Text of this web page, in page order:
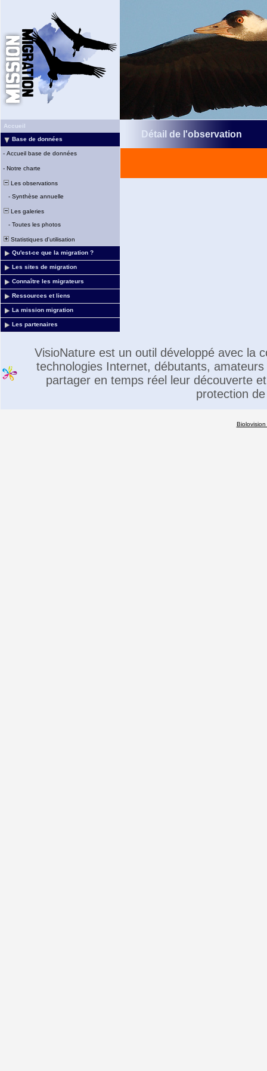
Accueil
Base de données
- Accueil base de données
- Notre charte
Les observations
- Synthèse annuelle
Les galeries
- Toutes les photos
Statistiques d'utilisation
Qu'est-ce que la migration ?
Les sites de migration
Connaître les migrateurs
Ressources et liens
La mission migration
Les partenaires
Détail de l'observation
VisioNature est un outil développé avec la
technologies Internet, débutants,
partager en temps réel leur découverte
protection
Biolovision